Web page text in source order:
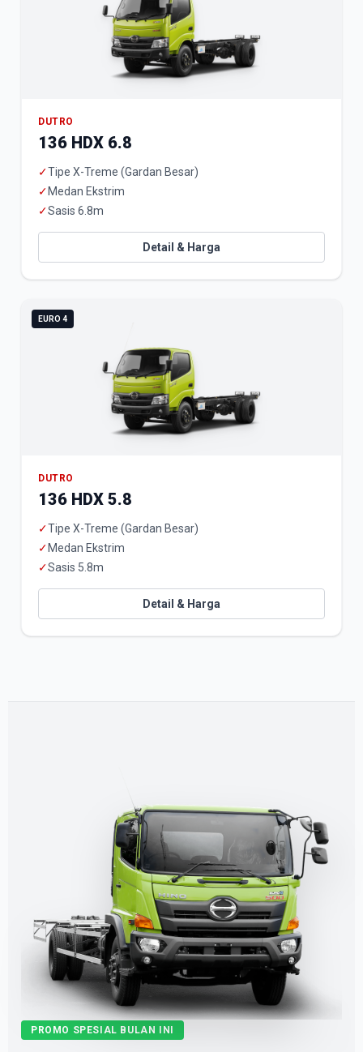
DUTRO
136 HDX 6.8
✓Tipe X-Treme (Gardan Besar)
✓ Medan Ekstrim
✓Sasis 6.8m
Detail & Harga
EURO 4
DUTRO
136 HDX 5.8
✓Tipe X-Treme (Gardan Besar)
✓ Medan Ekstrim
✓Sasis 5.8m
Detail & Harga
PROMO SPESIAL BULAN INI